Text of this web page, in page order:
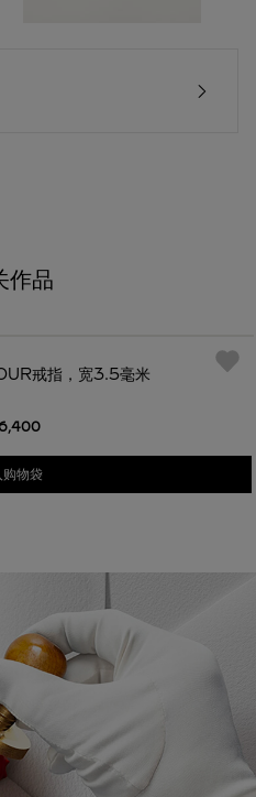
作品
戒指，宽3.5毫米
购物袋